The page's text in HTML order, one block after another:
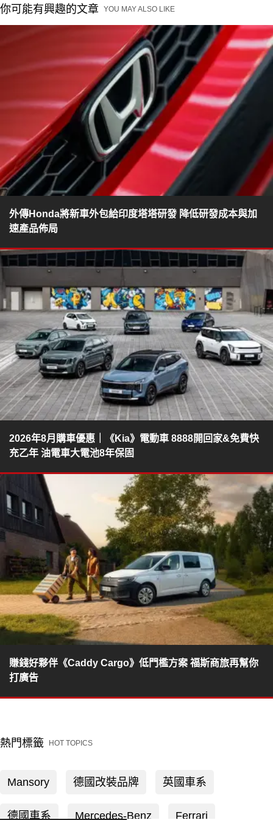
你可能有興趣的文章 YOU MAY ALSO LIKE
外傳Honda將新車外包給印度塔塔研發 降低研發成本與加
速產品佈局
2026年8月購車優惠｜《Kia》電動車 8888開回家&免費快
充乙年 油電車大電池8年保固
賺錢好夥伴《Caddy Cargo》低門檻方案 福斯商旅再幫你
打廣告
熱門標籤 HOT TOPICS
Mansory 德國改裝品牌 英國車系
德國車系 Mercedes-Benz Ferrari